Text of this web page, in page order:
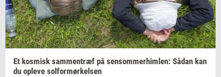
Et kos­misk sam­men­træf på sen­som­mer­him­len: Sådan kan
du op­le­ve sol­for­mør­kel­sen